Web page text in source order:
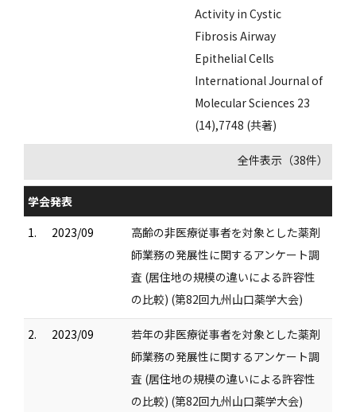
Activity in Cystic
Fibrosis Airway
Epithelial Cells
International Journal of
Molecular Sciences 23
(14),7748 (共著)
全件表示（38件）
学会発表
1.
2023/09
高齢の非医療従事者を対象とした薬剤
師業務の発展性に関するアンケート調
査 (居住地の規模の違いによる許容性
の比較) (第82回九州山口薬学大会)
2. 2023/09
若年の非医療従事者を対象とした薬剤
師業務の発展性に関するアンケート調
査 (居住地の規模の違いによる許容性
の比較) (第82回九州山口薬学大会)